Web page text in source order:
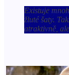
Existuje
žluté šaty.
atraktivně,